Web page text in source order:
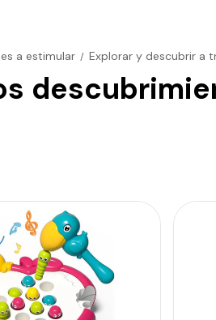
a estimular / Explorar y descubrir a